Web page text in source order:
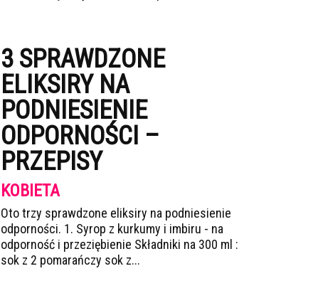
3 SPRAWDZONE
ELIKSIRY NA
PODNIESIENIE
ODPORNOŚCI –
PRZEPISY
KOBIETA
Oto trzy sprawdzone eliksiry na podniesienie
odporności. 1. Syrop z kurkumy i imbiru - na
odporność i przeziębienie Składniki na 300 ml :
sok z 2 pomarańczy sok z...